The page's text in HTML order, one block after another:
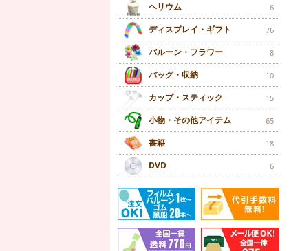
ヘリウム 6
ディスプレイ・ギフト 76
バルーン・フラワー 8
バッグ・収納 10
カップ・スティック 15
小物・その他アイテム 65
書籍 18
DVD 6